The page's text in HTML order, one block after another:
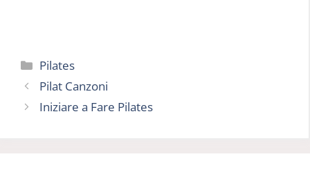
Categorie
Pilates
Pilat Canzoni
Iniziare a Fare Pilates